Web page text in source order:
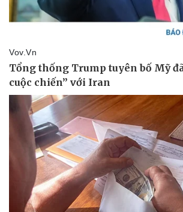
Du lịch
Tư vấn
Săn Tour
check-in
Podcast
Câu
Đọc
Cửa sổ